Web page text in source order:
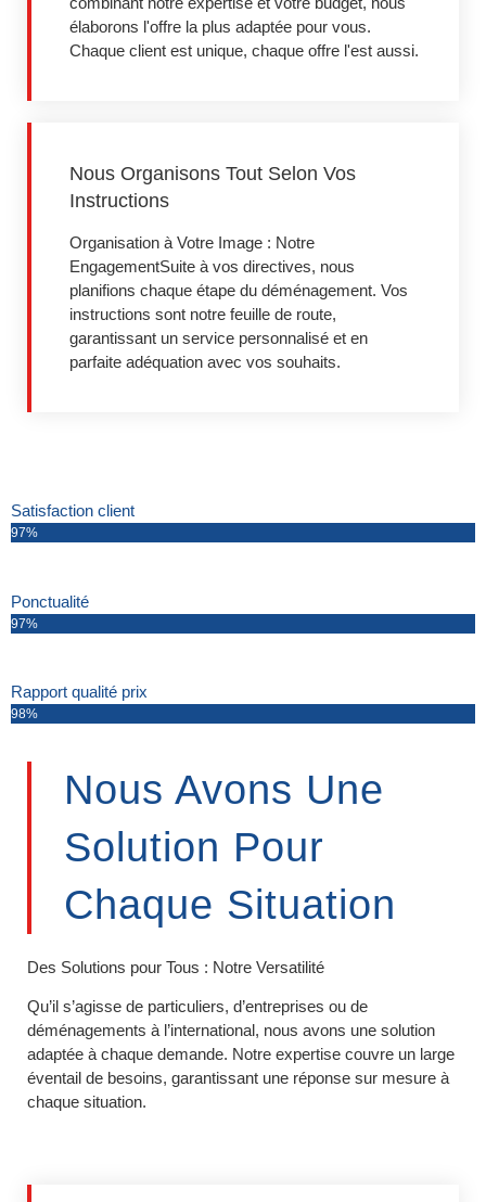
élaborons l'offre la plus adaptée pour vous.
Chaque client est unique, chaque offre l'est aussi.
Nous Organisons Tout Selon Vos
Instructions
Organisation à Votre Image : Notre
EngagementSuite à vos directives, nous
planifions chaque étape du déménagement. Vos
instructions sont notre feuille de route,
garantissant un service personnalisé et en
parfaite adéquation avec vos souhaits.
Satisfaction client
97%
Ponctualité
97%
Rapport qualité prix
98%
Nous Avons Une
Solution Pour
Chaque Situation
Des Solutions pour Tous : Notre Versatilité
Qu’il s’agisse de particuliers, d’entreprises ou de
déménagements à l’international, nous avons une solution
adaptée à chaque demande. Notre expertise couvre un large
éventail de besoins, garantissant une réponse sur mesure à
chaque situation.